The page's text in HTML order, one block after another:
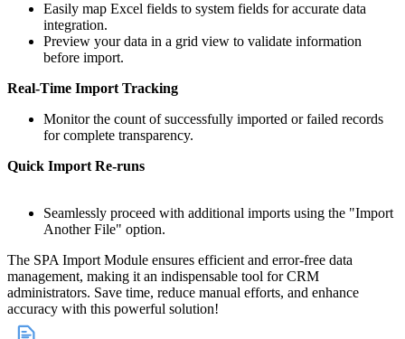
Easily map Excel fields to system fields for accurate data
integration.
Preview your data in a grid view to validate information
before import.
Real-Time Import Tracking
Monitor the count of successfully imported or failed records
for complete transparency.
Quick Import Re-runs
Seamlessly proceed with additional imports using the "Import
Another File" option.
The SPA Import Module ensures efficient and error-free data
management, making it an indispensable tool for CRM
administrators. Save time, reduce manual efforts, and enhance
accuracy with this powerful solution!